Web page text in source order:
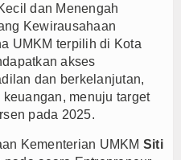
Dorong Sinergi BPD dan BPR
Blitar ke-702 Pisowanan
di Majalengka Terkuak, Polisi
Minta Pejabat Baru Fokus
Transformasi Digital dan
Optimalisasi Aset, Siapkan
Perkuat Literasi Keuangan,
dan Menengah
Kewirausahaan
UMKM terpilih di Kota
akses
dan berkelanjutan,
menuju target
pada 2025.
Kementerian UMKM Siti